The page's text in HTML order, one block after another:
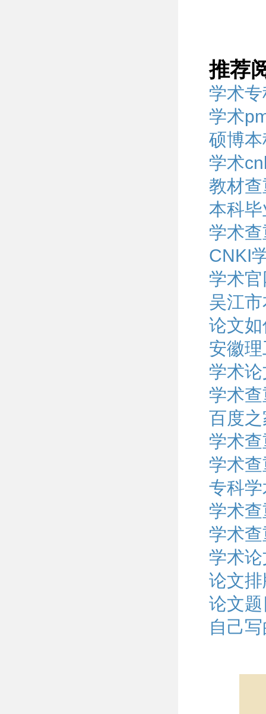
推荐
学术
学术
硕博
学术
教材
本科
学术
CNKI
学术
吴江
论文
安徽
学术
学术
百度
学术
学术
专科
学术
学术
学术
论文
论文
自己